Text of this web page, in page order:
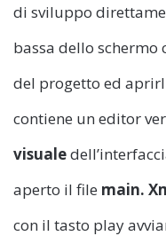
di sviluppo
bassa dello schermo
del progetto ed
contiene un editor
visuale
aperto il file main.
con il tasto play